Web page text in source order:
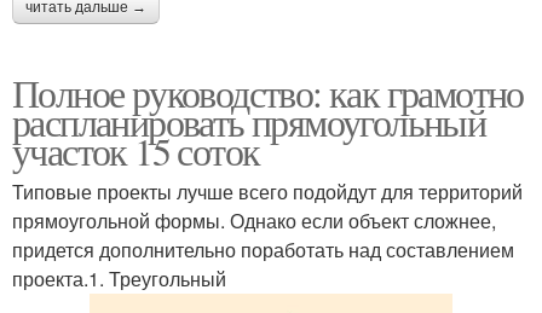
читать дальше →
Полное руководство: как грамотно
распланировать прямоугольный
участок 15 соток
Типовые проекты лучше всего подойдут для территорий
прямоугольной формы. Однако если объект сложнее,
придется дополнительно поработать над составлением
проекта.1. Треугольный